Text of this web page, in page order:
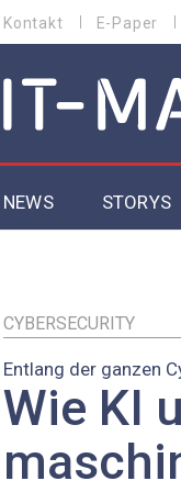
Kontakt E-Paper
MAIN NAVIGATION
NEWS STORYS
CYBERSECURITY
Entlang der ganzen
Wie KI